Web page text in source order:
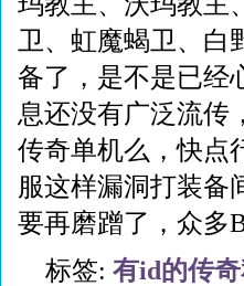
卫、虹魔蝎卫、白
备了，是不是已经
息还没有广泛流传
传奇单机么，快点
服这样漏洞打装备
要再磨蹭了，众多
标签: 有id的传